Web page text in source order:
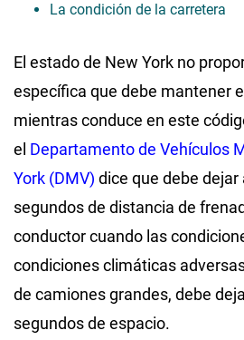
La condición de la carretera
El estado de New York no
específica que debe mantener
mientras conduce en este
el Departamento de Vehículos
York (DMV) dice que debe
segundos de distancia de
conductor cuando las
condiciones climáticas
de camiones grandes, debe
segundos de espacio.